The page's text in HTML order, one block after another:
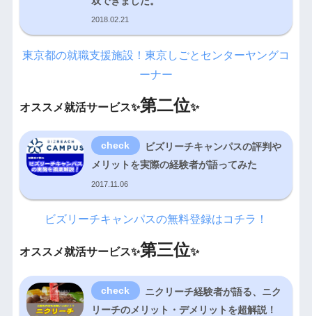
2018.02.21
東京都の就職支援施設！東京しごとセンターヤングコ
ーナー
オススメ就活サービス✨第二位✨
ビズリーチキャンパスの評判や
メリットを実際の経験者が語ってみた
2017.11.06
ビズリーチキャンパスの無料登録はコチラ！
オススメ就活サービス✨第三位✨
ニクリーチ経験者が語る、ニク
リーチのメリット・デメリットを超解説！